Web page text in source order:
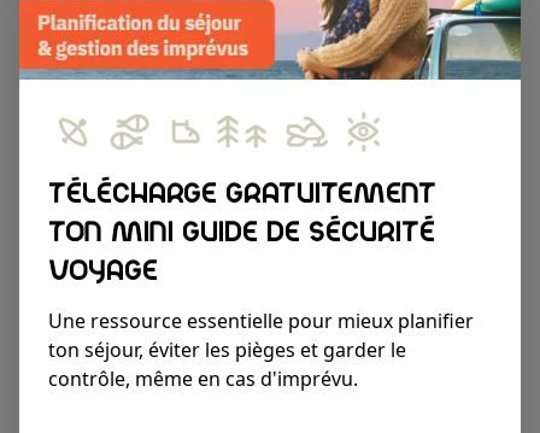
Télécharge gratuitement
ton mini guide de sécurité
voyage
Une ressource essentielle pour mieux planifier
ton séjour, éviter les pièges et garder le
contrôle, même en cas d'imprévu.
Nos articles
Découvrez notre blog et apprenez-en plus sur
Panorac